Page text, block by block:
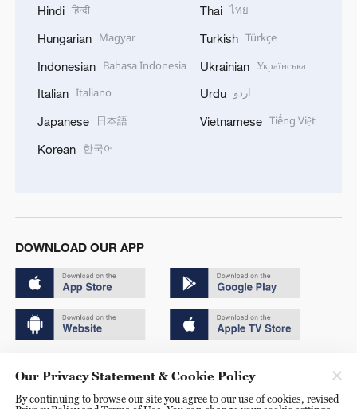
Hindi हिन्दी
Hungarian Magyar
Indonesian Bahasa Indonesia
Italian Italiano
Japanese 日本語
Korean 한국어
Thai ไทย
Turkish Türkçe
Ukrainian Українська
Urdu اردو
Vietnamese Tiếng Việt
DOWNLOAD OUR APP
京ICP备20000184号
Our Privacy Statement & Cookie Policy
By continuing to browse our site you agree to our use of cookies, revised